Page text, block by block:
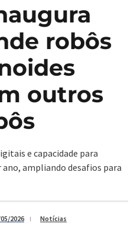
robôs
outros
e capacidade para
ampliando desafios para
2026 Notícias